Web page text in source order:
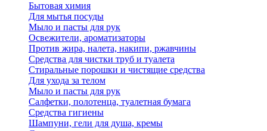
Бытовая химия
Для мытья посуды
Мыло и пасты для рук
Освежители, ароматизаторы
Против жира, налета, накипи, ржавчины
Средства для чистки труб и туалета
Стиральные порошки и чистящие средства
Для ухода за телом
Мыло и пасты для рук
Салфетки, полотенца, туалетная бумага
Средства гигиены
Шампуни, гели для душа, кремы